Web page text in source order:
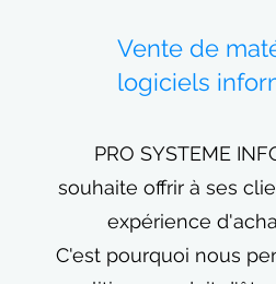
Vente de
logiciels
PRO SYSTEME
souhaite offrir à ses
expérience
C'est pourquoi nous